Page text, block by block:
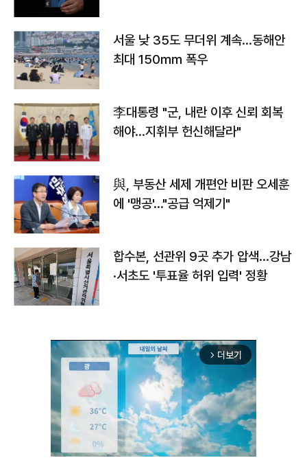
서울 낮 35도 무더위 계속…동해안
최대 150㎜ 폭우
李대통령 "군, 내란 이후 신뢰 회복
해야…지휘부 헌신해달라"
與, 부동산 세제 개편안 비판 오세훈
에 '맹공'…"공급 억제기"
합수본, 선관위 9곳 추가 압색…강남
·서초도 '투표율 허위 입력' 정황
arrow_forward_ios 더보기